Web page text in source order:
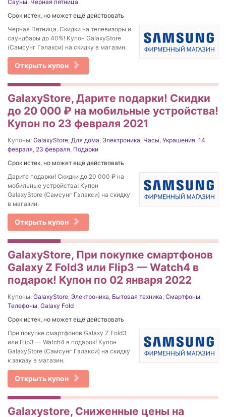
Сауны Черная пятница
Срок истек, но может ещё действовать
Черная Пятница. Скидки на телевизоры и
саундбары до 40%! Купон GalaxyStore
(Самсунг Гэлакси) на скидку в магазин.
Открыть купон
GalaxyStore, Дарите подарки! Скидки
до 20 000 ₽ на мобильные устройства!
Купон по 23 февраля 2021
Купоны: GalaxyStore Для дома Электроника Часы Украшения 14
февраля 23 февраля Подарки
Срок истек, но может ещё действовать
Дарите подарки! Скидки до 20 000 ₽ на
мобильные устройства! Купон
GalaxyStore (Самсунг Гэлакси) на скидку
в магазин.
Открыть купон
GalaxyStore, При покупке смартфонов
Galaxy Z Fold3 или Flip3 — Watch4 в
подарок! Купон по 02 января 2022
Купоны: GalaxyStore Электроника Бытовая техника Смартфоны
Телефоны Galaxy Fold
Срок истек, но может ещё действовать
При покупке смартфонов Galaxy Z Fold3
или Flip3 — Watch4 в подарок! Купон
GalaxyStore (Самсунг Гэлакси) на скидку
к заказу в магазин.
Открыть купон
Galaxystore, Сниженные цены на